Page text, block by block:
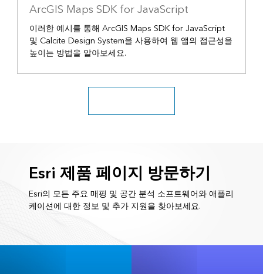
ArcGIS Maps SDK for JavaScript
이러한 예시를 통해 ArcGIS Maps SDK for JavaScript
및 Calcite Design System을 사용하여 웹 앱의 접근성을
높이는 방법을 알아보세요.
Esri 제품 페이지 방문하기
Esri의 모든 주요 매핑 및 공간 분석 소프트웨어와 애플리
케이션에 대한 정보 및 추가 지원을 찾아보세요.